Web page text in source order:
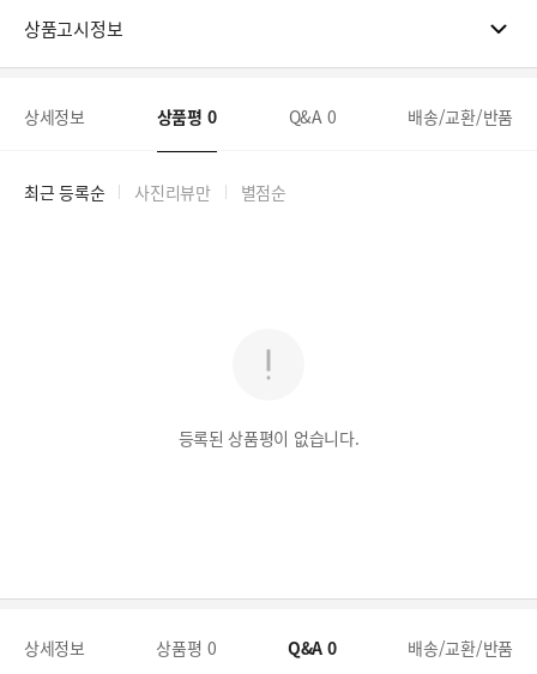
상품고시정보
상세정보 상품평 0 Q&A 0 배송/교환/반품
최근 등록순 사진리뷰만 별점순
등록된 상품평이 없습니다.
상세정보 상품평 0 Q&A 0 배송/교환/반품